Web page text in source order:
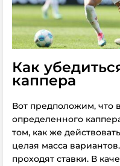
Как
каппера
Вот предположим, что
определенного
том, как же
целая масса
проходят ставки. В